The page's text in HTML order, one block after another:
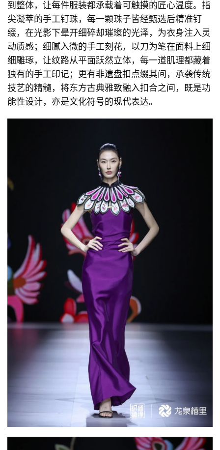
到整体，让每件服装都承载着可触摸的匠心温度。指
尖凝萃的手工钉珠，每一颗珠子皆经甄选后精准钉
缀，在光影下晕开细碎却璀璨的光泽，为衣身注入灵
动质感；细腻入微的手工刻花，以刀为笔在面料上细
细雕琢，让纹路从平面跃然立体，每一道肌理都藏着
独有的手工印记；更有非遗盘扣点缀其间，承袭传统
技艺的精髓，将东方古典雅致融入扣合之间，既是功
能性设计，亦是文化符号的现代表达。